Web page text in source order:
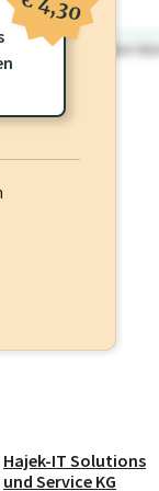
nicht einsehen
Hajek-IT Solutions
und Service KG